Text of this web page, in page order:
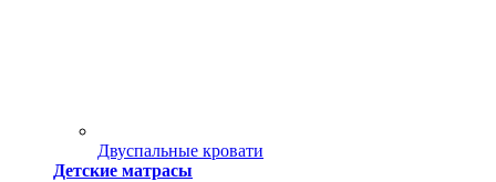
Двуспальные кровати
Детские матрасы